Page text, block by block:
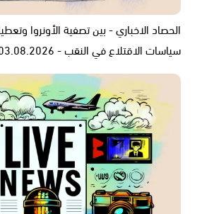
الحصاد الاخباري - بين تصفية الأونروا
سياسات الاقتلاع في النقب - 03.08.2026